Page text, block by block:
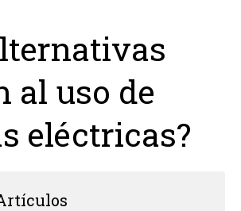
al uso de
eléctricas?